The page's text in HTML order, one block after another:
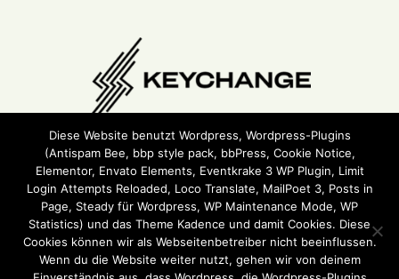
Wir sind Teil vonKeychange und haben einePledge
unterzeichnet.
Diese Website benutzt Wordpress, Wordpress-Plugins
(Antispam Bee, bbp style pack, bbPress, Cookie Notice,
Elementor, Envato Elements, Eventkrake 3 WP Plugin, Limit
Login Attempts Reloaded, Loco Translate, MailPoet 3, Posts in
Page, Steady für Wordpress, WP Maintenance Mode, WP
Statistics) und das Theme Kadence und damit Cookies. Diese
Cookies können wir als Webseitenbetreiber nicht beeinflussen.
Wenn du die Website weiter nutzt, gehen wir von deinem